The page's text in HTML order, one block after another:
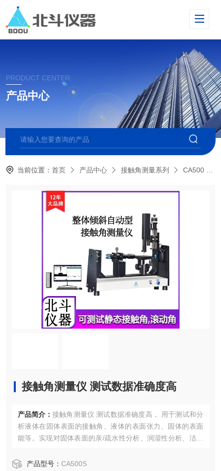
PRODUCT CENTER
产品中心
当前位置：首页 产品中心 接触角测量系列 CA500 倾斜型接触角测量仪
接触角测量仪 测试数据准确度高
产品简介： 接触角测量仪 测试数据准确度高， 用于测试和分
析液体在固体表面的接触角、液体的表面张力、固体的表面
能等。实现对固体表面的亲/疏水性分析、润湿性分析、洁净
展等过程分析。
产品型号： CA500S